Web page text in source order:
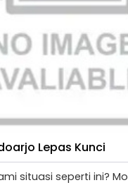
Lepas Kunci
situasi seperti ini? Mo